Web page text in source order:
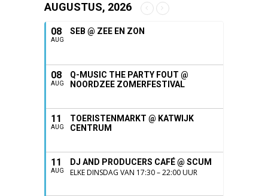
AUGUSTUS, 2026
08
AUG
SEB @ ZEE EN ZON
08
AUG
Q-MUSIC THE PARTY FOUT @
NOORDZEE ZOMERFESTIVAL
11
AUG
TOERISTENMARKT @ KATWIJK
CENTRUM
11
AUG
DJ AND PRODUCERS CAFÉ @ SCUM
ELKE DINSDAG VAN 17:30 – 22:00 UUR